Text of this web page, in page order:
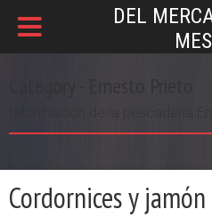
DEL
Category - Ernesto Prieto
Cordornices y